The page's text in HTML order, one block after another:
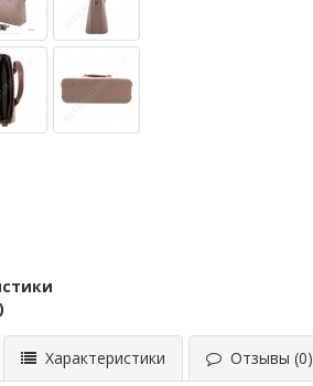
Характеристики Отзывы (0)